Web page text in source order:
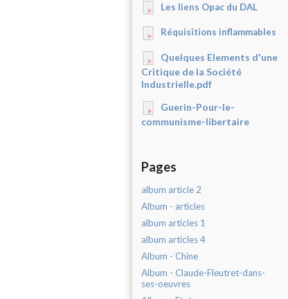
Les liens Opac du DAL
Réquisitions inflammables
Quelques Elements d'une
Critique de la Société
Industrielle.pdf
Guerin-Pour-le-
communisme-libertaire
Pages
album article 2
Album - articles
album articles 1
album articles 4
Album - Chine
Album - Claude-Fleutret-dans-
ses-oeuvres